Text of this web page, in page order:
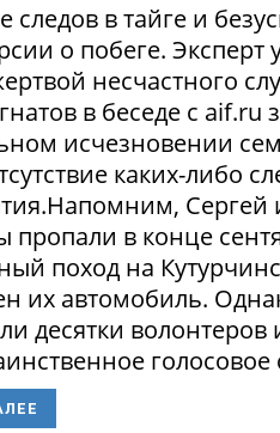
следов в тайге и
о побеге.
несчастного
в беседе с aif.ru
исчезновении
каких-либо
Сергей
пропали в конце
поход на
их автомобиль.
десятки